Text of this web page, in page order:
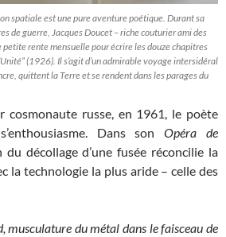
spatiale est une pure aventure poétique. Durant sa
de guerre, Jacques Doucet – riche couturier ami des
rente mensuelle pour écrire les douze chapitres
(1926). Il s’agit d’un admirable voyage intersidéral
quittent la Terre et se rendent dans les parages du
cosmonaute russe, en 1961, le poète
Dans sonOpéra de
du décollage d’une fusée réconcilie la
la technologie la plus aride – celle des
musculature du métal dans le faisceau de